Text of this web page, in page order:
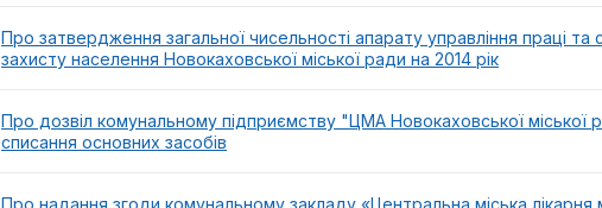
Про затвердження загальної чисельності апарату управління праці та
захисту населення Новокаховської міської ради на 2014 рік
Про дозвіл комунальному підприємству "ЦМА Новокаховської міської
списання основних засобів
Про надання згоди комунальному закладу «Центральна міська лікарня